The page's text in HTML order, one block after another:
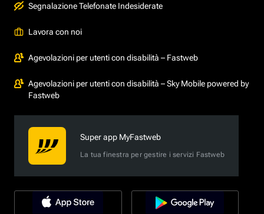
Segnalazione Telefonate Indesiderate
Lavora con noi
Agevolazioni per utenti con disabilità – Fastweb
Agevolazioni per utenti con disabilità – Sky Mobile powered by
Fastweb
Super app MyFastweb
La tua finestra per gestire i servizi Fastweb